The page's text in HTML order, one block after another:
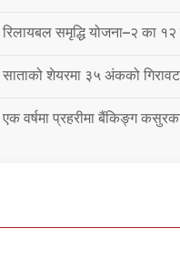
रिलायबल समृद्धि योजना–२ का
साताको शेयरमा ३५ अंकको
एक वर्षमा प्रहरीमा बैंकिङ्ग